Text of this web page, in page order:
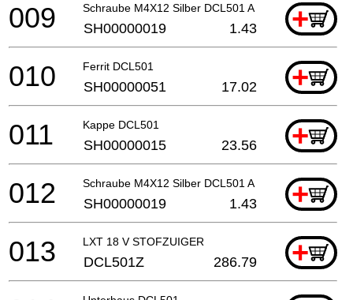
Schraube M4X12 Silber DCL501 A +
009 SH00000019 1.43
Ferrit DCL501 +
010 SH00000051 17.02
Kappe DCL501 +
011 SH00000015 23.56
Schraube M4X12 Silber DCL501 A +
012 SH00000019 1.43
LXT 18 V STOFZUIGER +
013 DCL501Z 286.79